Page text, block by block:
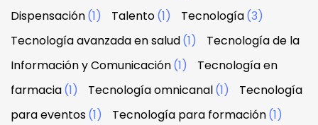
Dispensación(1) Talento(1) Tecnología(3)
Tecnología avanzada en salud(1)
Tecnología de la
Información y Comunicación(1)
Tecnología en
farmacia(1) Tecnología omnicanal(1)
Tecnología
para eventos(1) Tecnología para formación(1)